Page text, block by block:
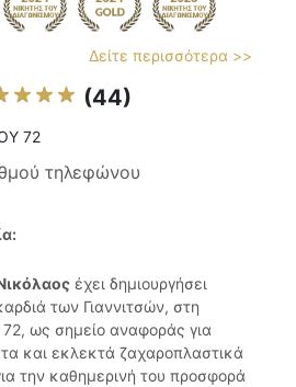
Δείτε περισσότερα >>
(44)
72
τηλεφώνου
έχει δημιουργήσει
των Γιαννιτσών, στη
ως σημείο αναφοράς για
και εκλεκτά ζαχαροπλαστικά
την καθημερινή του προσφορά